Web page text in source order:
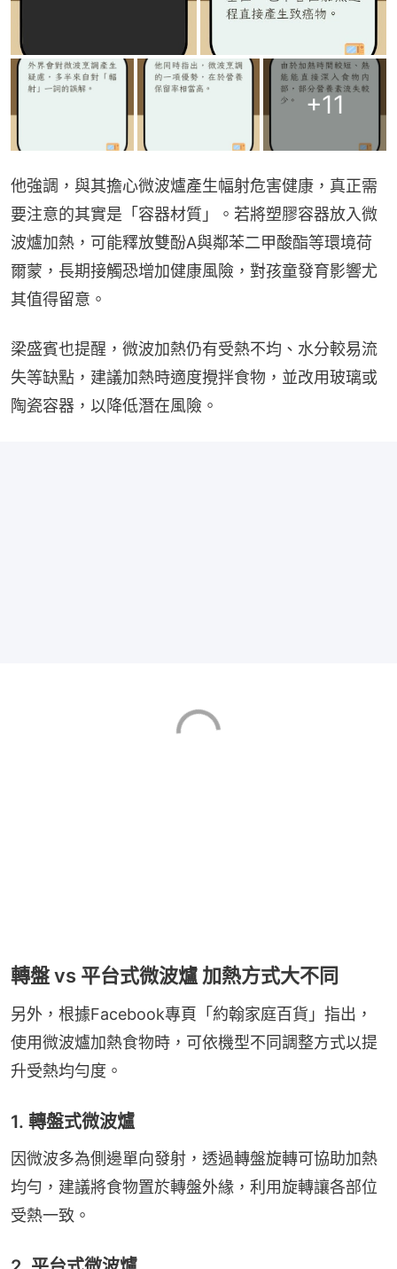
+11
他強調，與其擔心微波爐產生幅射危害健康，真正需
要注意的其實是「容器材質」。若將塑膠容器放入微
波爐加熱，可能釋放雙酚A與鄰苯二甲酸酯等環境荷
爾蒙，長期接觸恐增加健康風險，對孩童發育影響尤
其值得留意。
梁盛賓也提醒，微波加熱仍有受熱不均、水分較易流
失等缺點，建議加熱時適度攪拌食物，並改用玻璃或
陶瓷容器，以降低潛在風險。
轉盤 vs 平台式微波爐 加熱方式大不同
另外，根據Facebook專頁「約翰家庭百貨」指出，
使用微波爐加熱食物時，可依機型不同調整方式以提
升受熱均勻度。
1. 轉盤式微波爐
因微波多為側邊單向發射，透過轉盤旋轉可協助加熱
均勻，建議將食物置於轉盤外緣，利用旋轉讓各部位
受熱一致。